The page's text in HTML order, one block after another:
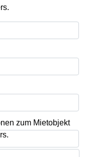
zum Mietobjekt